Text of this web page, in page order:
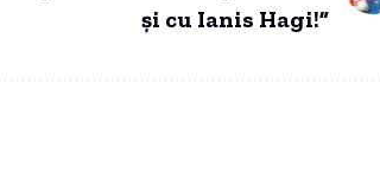
și cu Ianis Hagi!”